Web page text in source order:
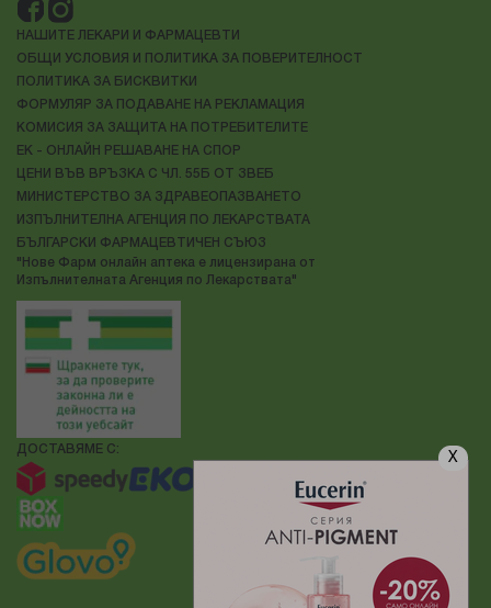
X
НАШИТЕ ЛЕКАРИ И ФАРМАЦЕВТИ
ОБЩИ УСЛОВИЯ И ПОЛИТИКА ЗА ПОВЕРИТЕЛНОСТ
ПОЛИТИКА ЗА БИСКВИТКИ
ФОРМУЛЯР ЗА ПОДАВАНЕ НА РЕКЛАМАЦИЯ
КОМИСИЯ ЗА ЗАЩИТА НА ПОТРЕБИТЕЛИТЕ
ЕК - ОНЛАЙН РЕШАВАНЕ НА СПОР
ЦЕНИ ВЪВ ВРЪЗКА С ЧЛ. 55Б ОТ ЗВЕБ
МИНИСТЕРСТВО ЗА ЗДРАВЕОПАЗВАНЕТО
ИЗПЪЛНИТЕЛНА АГЕНЦИЯ ПО ЛЕКАРСТВАТА
БЪЛГАРСКИ ФАРМАЦЕВТИЧЕН СЪЮЗ
"Нове Фарм онлайн аптека е лицензирана от
Изпълнителната Агенция по Лекарствата"
ДОСТАВЯМЕ С: